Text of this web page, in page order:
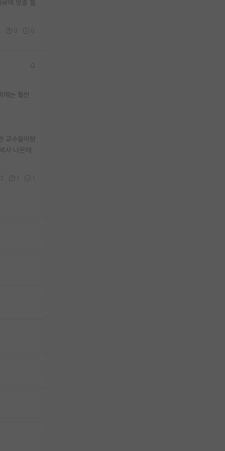
에 맞출 필
에는 훨씬
교수들이랑
사 나온애